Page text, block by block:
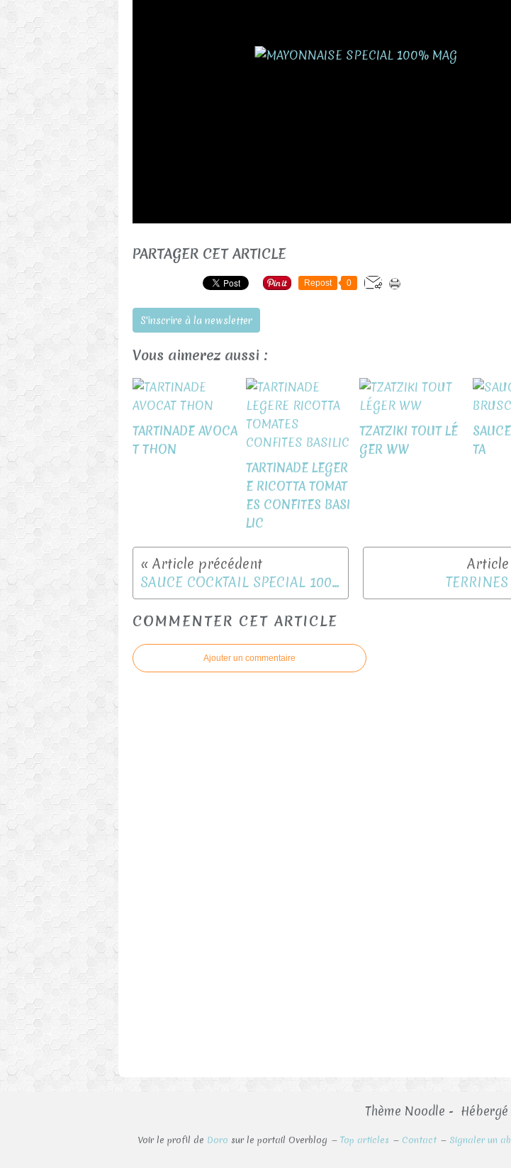
PARTAGER CET ARTICLE
Repost 0
S'inscrire à la newsletter
Vous aimerez aussi :
TARTINADE AVOCA
T THON
TARTINADE LEGER
E RICOTTA TOMAT
ES CONFITES BASI
LIC
TZATZIKI TOUT LÉ
GER WW
TA
SAUCE COCKTAIL SPECIAL 100% MAG
COMMENTER CET ARTICLE
Ajouter un commentaire
Thème Noodle -
Voir le profil de Doro sur le portail Overblog Top articles Contact Signaler un